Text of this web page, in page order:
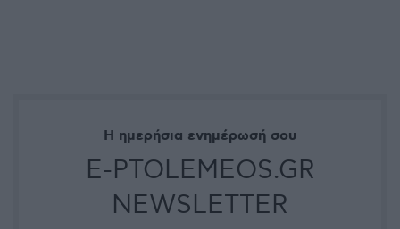
Η ημερήσια ενημέρωσή σου
E-PTOLEMEOS.GR
NEWSLETTER